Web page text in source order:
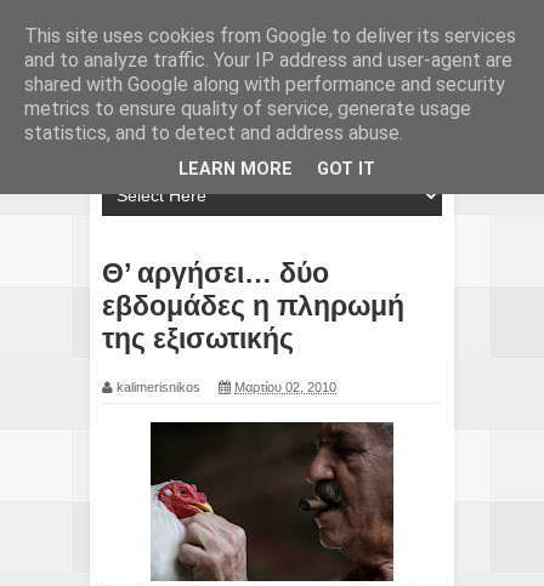
Θ’ αργήσει… δύο
εβδομάδες η πληρωμή
της εξισωτικής
kalimerisnikos Μαρτίου 02, 2010
This site uses cookies from Google to deliver its services
and to analyze traffic. Your IP address and user-agent are
shared with Google along with performance and security
metrics to ensure quality of service, generate usage
statistics, and to detect and address abuse.
LEARN MORE GOT IT